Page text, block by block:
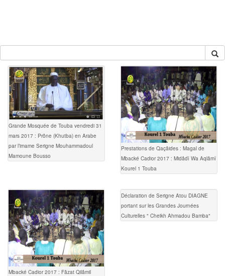
Grande Mosquée de Touba vendredi 31
mars 2017 : Prône (Khutba) en Arabe
par l’imame Serigne Mouhammadoul
Mamoune Bousso
Prestations de Qaçâides : Magal de
Mbacké Cadior 2017 : Midâdî Wa Aqlâmî
Kourel 1 Touba
Mbacké Cadior 2017 : Fâzat Qilâmil
Déclaration de Serigne Atou DIAGNE
portant sur les Grandes Journées
Culturelles " Cheikh Ahmadou Bamba"